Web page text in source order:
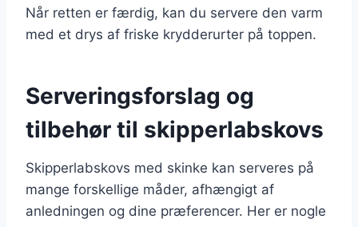
Når retten er færdig, kan du servere den varm
med et drys af friske krydderurter på toppen.
Serveringsforslag og
tilbehør til skipperlabskovs
Skipperlabskovs med skinke kan serveres på
mange forskellige måder, afhængigt af
anledningen og dine præferencer. Her er nogle